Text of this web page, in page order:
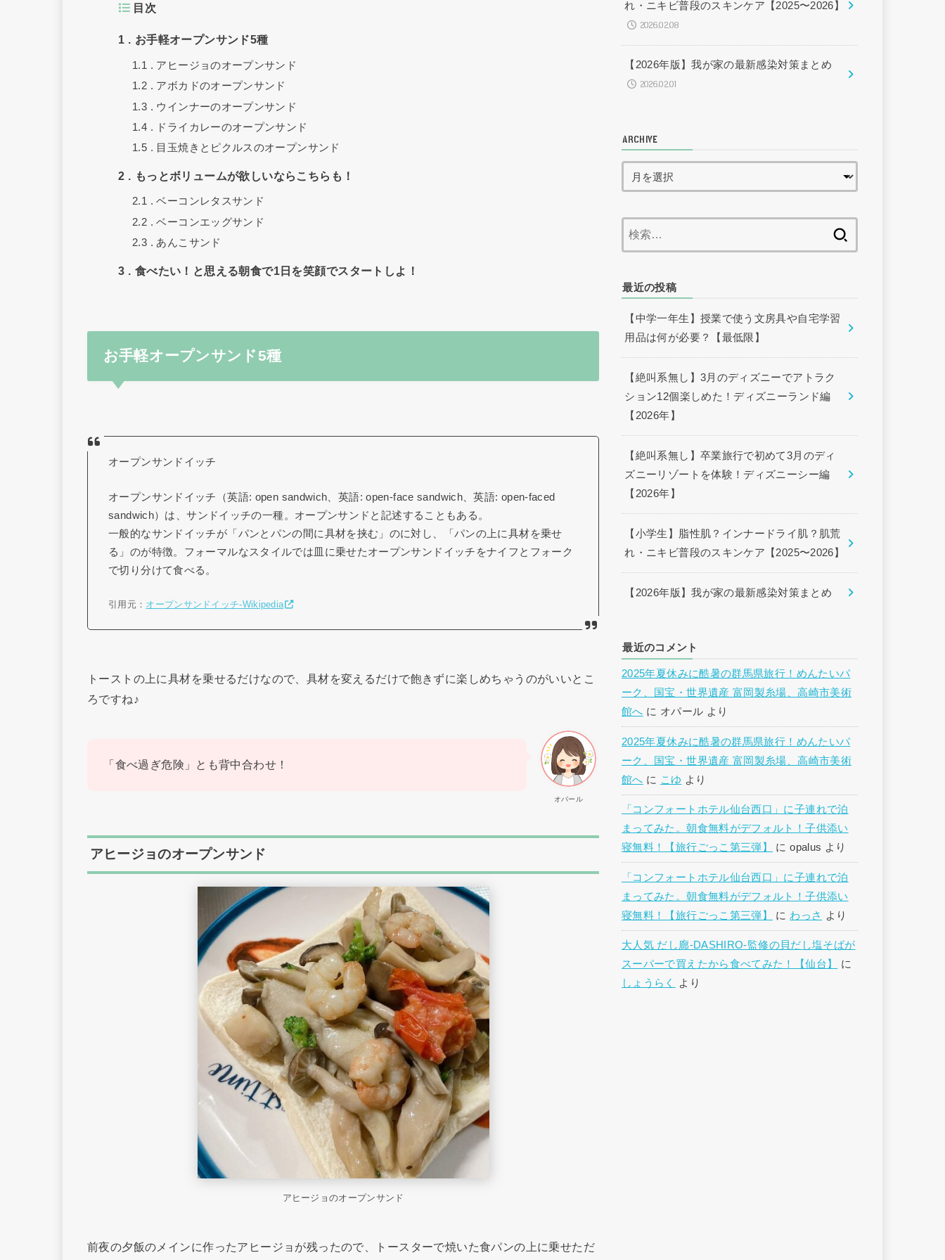
目次
1 お手軽オープンサンド5種
1.1
アヒージョのオープンサンド
1.2
アボカドのオープンサンド
1.3
ウインナーのオープンサンド
1.4
ドライカレーのオープンサンド
1.5
目玉焼きとピクルスのオープンサンド
2 もっとボリュームが欲しいならこちらも！
2.1
ベーコンレタスサンド
2.2
ベーコンエッグサンド
2.3
あんこサンド
3 食べたい！と思える朝食で1日を笑顔でスタートしよ！
お手軽オープンサンド5種
オープンサンドイッチ
オープンサンドイッチ（英語: open sandwich、英語: open-face sandwich、英語: open-faced
sandwich）は、サンドイッチの一種。オープンサンドと記述することもある。
一般的なサンドイッチが「パンとパンの間に具材を挟む」のに対し、「パンの上に具材を乗せ
る」のが特徴。フォーマルなスタイルでは皿に乗せたオープンサンドイッチをナイフとフォーク
で切り分けて食べる。
引用元： オープンサンドイッチ-Wikipedia
トーストの上に具材を乗せるだけなので、具材を変えるだけで飽きずに楽しめちゃうのがいいとこ
ろですね♪
オパール
「食べ過ぎ危険」とも背中合わせ！
アヒージョのオープンサンド
アヒージョのオープンサンド
前夜の夕飯のメインに作ったアヒージョが残ったので、トースターで焼いた食パンの上に乗せただ
れ・ニキビ普段のスキンケア【2025〜2026】
2026.02.08
【2026年版】我が家の最新感染対策まとめ
2026.02.01
ARCHIVE
最近の投稿
【中学一年生】授業で使う文房具や自宅学習
用品は何が必要？【最低限】
【絶叫系無し】3月のディズニーでアトラク
ション12個楽しめた！ディズニーランド編
【2026年】
【絶叫系無し】卒業旅行で初めて3月のディ
ズニーリゾートを体験！ディズニーシー編
【2026年】
【小学生】脂性肌？インナードライ肌？肌荒
れ・ニキビ普段のスキンケア【2025〜2026】
【2026年版】我が家の最新感染対策まとめ
最近のコメント
2025年夏休みに酷暑の群馬県旅行！めんたいパ
ーク、国宝・世界遺産 富岡製糸場、高崎市美術
館へ に オパール より
2025年夏休みに酷暑の群馬県旅行！めんたいパ
ーク、国宝・世界遺産 富岡製糸場、高崎市美術
館へ に こゆ より
「コンフォートホテル仙台西口」に子連れで泊
まってみた。朝食無料がデフォルト！子供添い
寝無料！【旅行ごっこ第三弾】
にopalus より
「コンフォートホテル仙台西口」に子連れで泊
まってみた。朝食無料がデフォルト！子供添い
寝無料！【旅行ごっこ第三弾】
に わっさ より
大人気 だし廊-DASHIRO-監修の貝だし塩そばが
スーパーで買えたから食べてみた！【仙台】
に
しょうらく
より